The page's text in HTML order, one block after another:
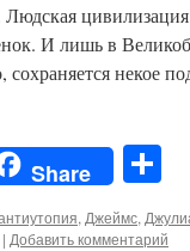
цивилизация
И лишь в
сохраняется некое
Share
, Джеймс,
| Добавить комментарий